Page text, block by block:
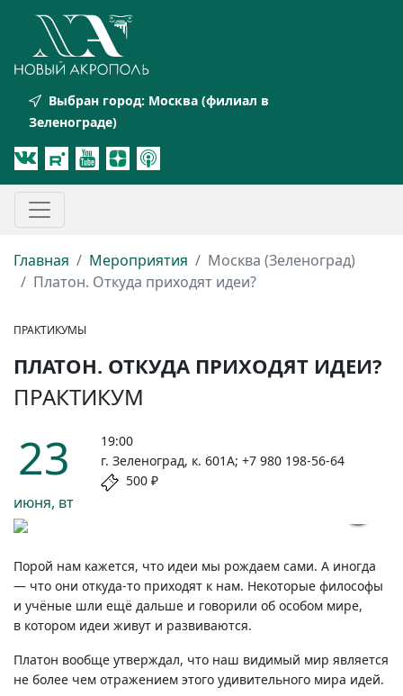
Выбран город: Москва (филиал в
Зеленограде)
Главная Мероприятия
Москва (Зеленоград)
Платон. Откуда приходят идеи?
ПРАКТИКУМЫ
ПЛАТОН. ОТКУДА ПРИХОДЯТ ИДЕИ?
ПРАКТИКУМ
23
июня, вт
19:00
г. Зеленоград, к. 601А; +7 980 198-56-64
500 ₽
Порой нам кажется, что идеи мы рождаем сами. А иногда
— что они откуда-то приходят к нам. Некоторые философы
и учёные шли ещё дальше и говорили об особом мире,
в котором идеи живут и развиваются.
Платон вообще утверждал, что наш видимый мир является
не более чем отражением этого удивительного мира идей.